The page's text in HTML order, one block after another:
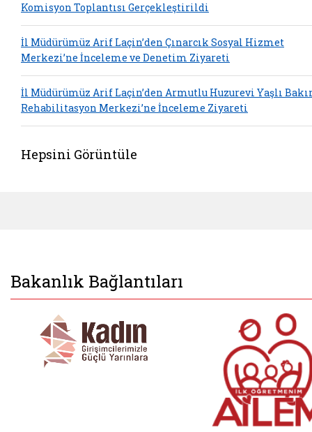
Komisyon Toplantısı Gerçekleştirildi
İl Müdürümüz Arif Laçin’den Çınarcık Sosyal Hizmet
Merkezi’ne İnceleme ve Denetim Ziyareti
İl Müdürümüz Arif Laçin’den Armutlu Huzurevi Yaşlı
Rehabilitasyon Merkezi’ne İnceleme Ziyareti
Hepsini Görüntüle
Bakanlık Bağlantıları